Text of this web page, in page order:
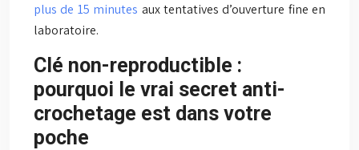
plus de 15 minutes aux tentatives d’ouverture fine en
laboratoire.
Clé non-reproductible :
pourquoi le vrai secret anti-
crochetage est dans votre
poche